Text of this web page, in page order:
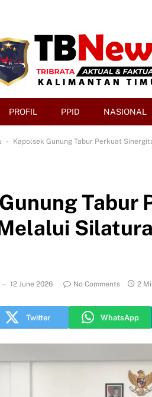
PROFIL PPID NASIONAL
- Kapolsek Gunung Tabur Perkuat
Tabur
12 June 2026 No Comments 2
Twitter WhatsApp